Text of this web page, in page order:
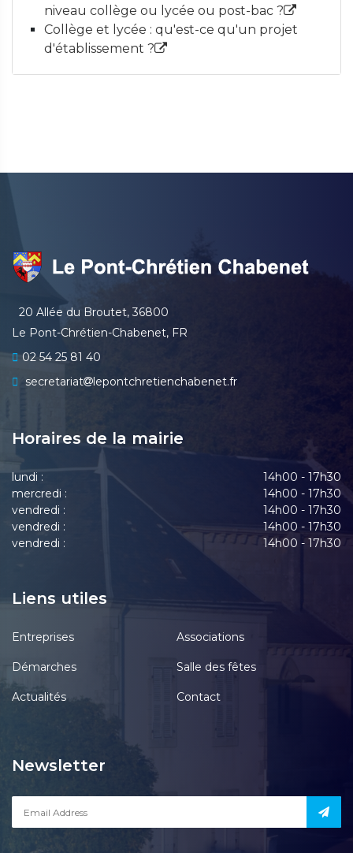
niveau collège ou lycée ou post-bac ?
Collège et lycée : qu'est-ce qu'un projet
d'établissement ?
20 Allée du Broutet, 36800
Le Pont-Chrétien-Chabenet, FR
02 54 25 81 40
secretariat
lepontchretienchabenet.fr
Horaires de la mairie
lundi :
14h00 - 17h30
mercredi :
14h00 - 17h30
vendredi :
14h00 - 17h30
vendredi :
14h00 - 17h30
vendredi :
14h00 - 17h30
Liens utiles
Entreprises Associations
Démarches Salle des fêtes
Actualités Contact
Newsletter